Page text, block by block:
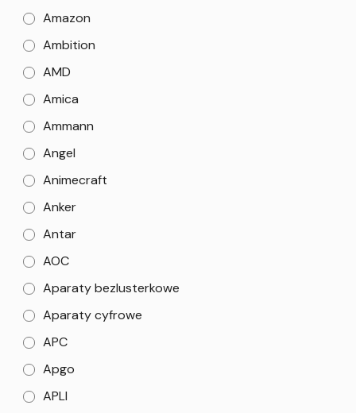
Amazon
Ambition
AMD
Amica
Ammann
Angel
Animecraft
Anker
Antar
AOC
Aparaty bezlusterkowe
Aparaty cyfrowe
APC
Apgo
APLI